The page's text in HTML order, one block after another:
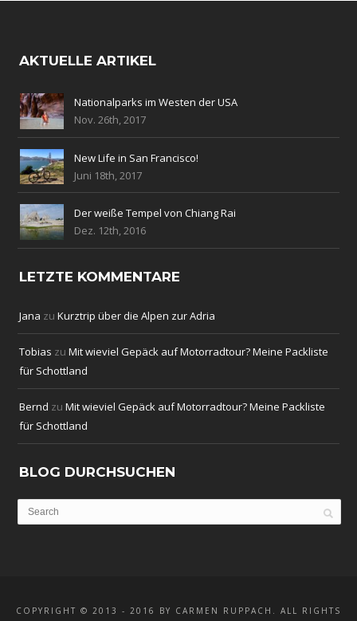
AKTUELLE ARTIKEL
Nationalparks im Westen der USA
Nov. 26th, 2017
New Life in San Francisco!
Juni 18th, 2017
Der weiße Tempel von Chiang Rai
Dez. 12th, 2016
LETZTE KOMMENTARE
Jana zuKurztrip über die Alpen zur Adria
Tobias zuMit wieviel Gepäck auf Motorradtour? Meine Packliste
für Schottland
Bernd zuMit wieviel Gepäck auf Motorradtour? Meine Packliste
für Schottland
BLOG DURCHSUCHEN
COPYRIGHT © 2013 - 2016 BY CARMEN RUPPACH. ALL RIGHTS